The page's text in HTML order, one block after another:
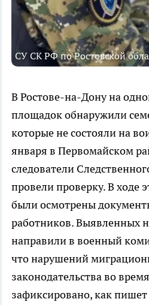
СУ СК РФ по Ростовской
В Ростове-на-Дону на
площадок обнаружили
которые не состояли на
января в Первомайском
следователи
провели проверку. В ходе
были осмотрены
работников. Выявленных
направили в военный
что нарушений
законодательства во
зафиксировано, как пишет